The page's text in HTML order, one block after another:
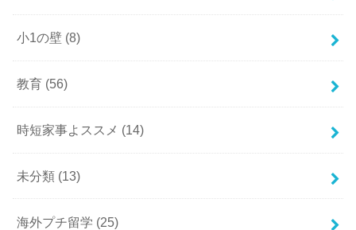
小1の壁 (8)
教育 (56)
時短家事よススメ (14)
未分類 (13)
海外プチ留学 (25)